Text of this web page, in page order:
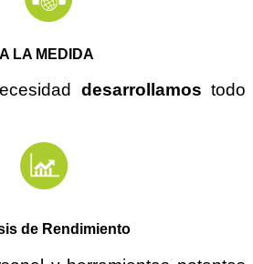
A LA MEDIDA
desarrollamos todo
de Rendimiento